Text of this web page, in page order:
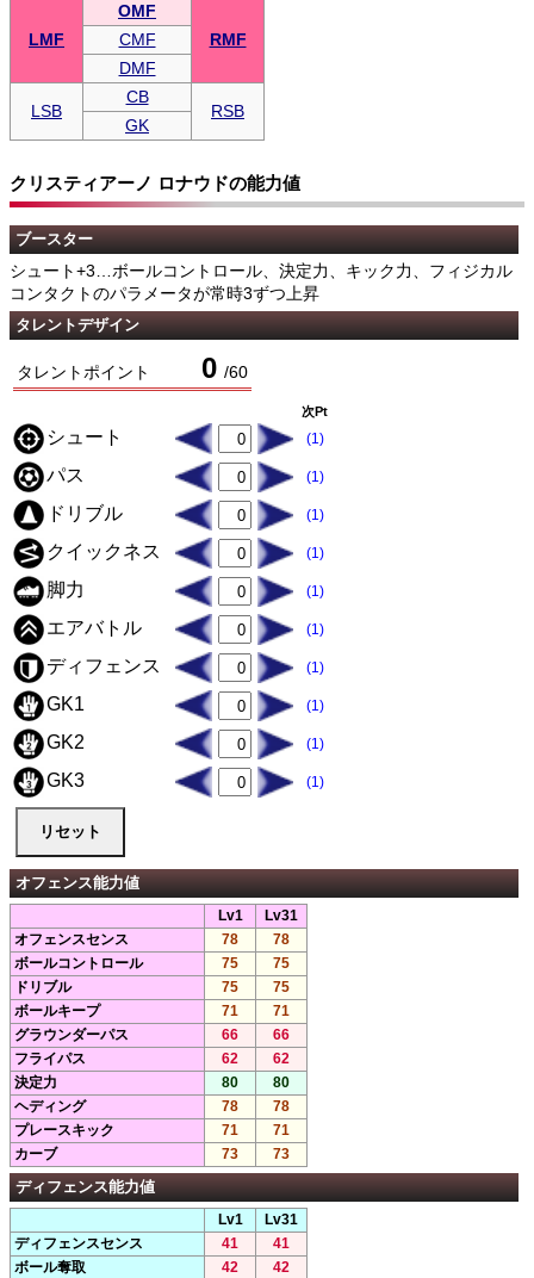
LMF
OMF
RMF
CMF
DMF
LSB
CB
RSB
GK
クリスティアーノ ロナウドの能力値
ブースター
シュート+3…ボールコントロール、決定力、キック力、フィジカル
コンタクトのパラメータが常時3ずつ上昇
タレントデザイン
タレントポイント 0 /60
次Pt
シュート (1)
パス (1)
ドリブル (1)
クイックネス (1)
脚力 (1)
エアバトル (1)
ディフェンス (1)
GK1 (1)
GK2 (1)
GK3 (1)
オフェンス能力値
Lv1
Lv31
オフェンスセンス
78
78
ボールコントロール
75
75
ドリブル
75
75
ボールキープ
71
71
グラウンダーパス
66
66
フライパス
62
62
決定力
80
80
ヘディング
78
78
プレースキック
71
71
カーブ
73 73
ディフェンス能力値
Lv1
Lv31
ディフェンスセンス
41
41
ボール奪取
42 42